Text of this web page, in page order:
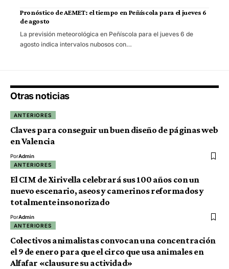
Pronóstico de AEMET: el tiempo en Peñíscola para el jueves 6
de agosto
La previsión meteorológica en Peñíscola para el jueves 6 de
agosto indica intervalos nubosos con…
Otras noticias
ANTERIORES
Claves para conseguir un buen diseño de páginas web
en Valencia
PorAdmin
ANTERIORES
El CIM de Xirivella celebrará sus 100 años con un
nuevo escenario, aseos y camerinos reformados y
totalmente insonorizado
PorAdmin
ANTERIORES
Colectivos animalistas convocan una concentración
el 9 de enero para que el circo que usa animales en
Alfafar «clausure su actividad»